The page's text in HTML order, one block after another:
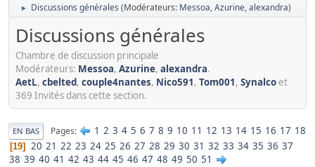
► Discussions générales (Modérateurs: Messoa,Azurine,alexandra)
Discussions générales
Chambre de discussion principale
Modérateurs: Messoa, Azurine, alexandra.
AetL, cbelted, couple4nantes, Nico591, Tom001, Synalco et
369 Invités dans cette section.
EN BAS Pages 1 2 3 4 5 6 7 8 9 10 11 12 13 14 15 16 17 18
19 20 21 22 23 24 25 26 27 28 29 30 31 32 33 34 35 36 37
38 39 40 41 42 43 44 45 46 47 48 49 50 51